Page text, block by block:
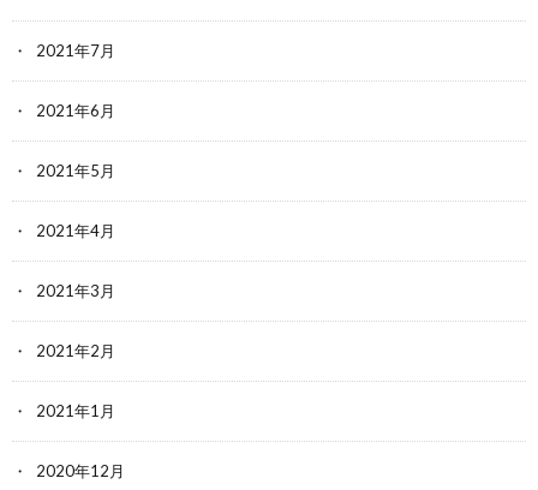
2021年7月
2021年6月
2021年5月
2021年4月
2021年3月
2021年2月
2021年1月
2020年12月